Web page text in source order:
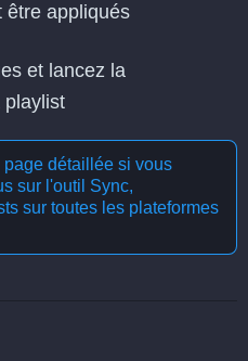
être appliqués
et lancez la
playlist
page détaillée si vous
sur l'outil Sync,
sur toutes les plateformes